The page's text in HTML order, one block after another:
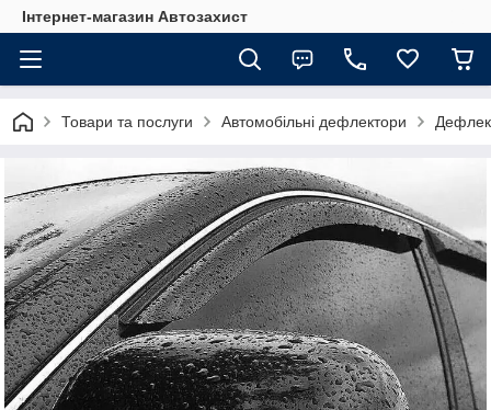
Інтернет-магазин Автозахист
Товари та послуги Автомобільні дефлектори